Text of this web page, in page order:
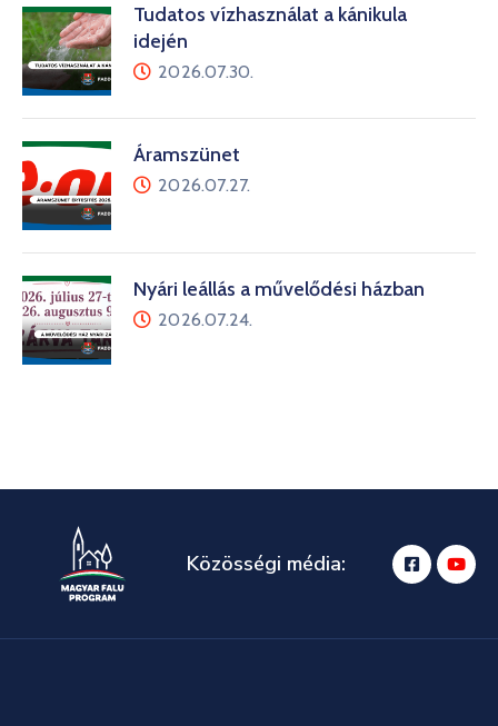
Tudatos vízhasználat a kánikula
idején
2026.07.30.
Áramszünet
2026.07.27.
Nyári leállás a művelődési házban
2026.07.24.
Közösségi média: